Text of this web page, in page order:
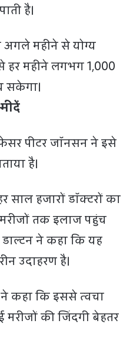
है।
महीने से योग्य
महीने लगभग 1,000
सकेगा।
पीटर जॉनसन ने इसे
है।
साल हजारों डॉक्टरों का
तक इलाज पहुंच
डाल्टन ने कहा कि यह
उदाहरण है।
ने कहा कि इससे त्वचा
की जिंदगी बेहतर